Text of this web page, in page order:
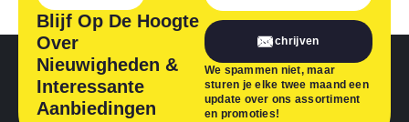
Blijf Op De Hoogte
Over
Nieuwigheden &
Interessante
Aanbiedingen
Inschrijven
We spammen niet, maar
sturen je elke twee maand een
update over ons assortiment
en promoties!